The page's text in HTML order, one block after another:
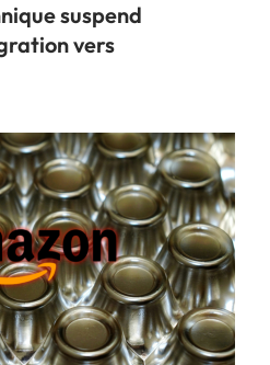
suspend
vers